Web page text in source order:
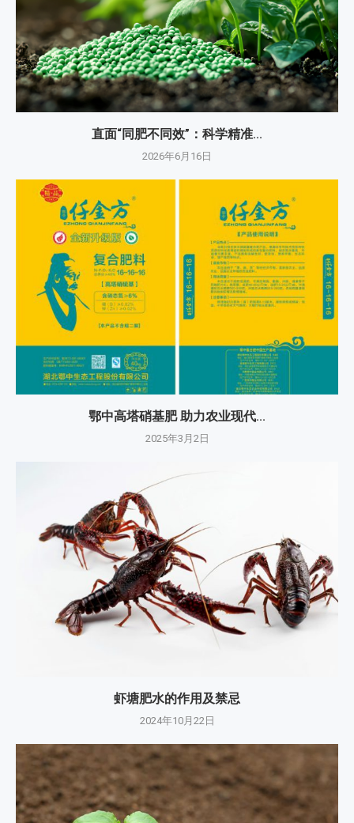
直面“同肥不同效”：科学精准...
2026年6月16日
鄂中高塔硝基肥 助力农业现代...
2025年3月2日
虾塘肥水的作用及禁忌
2024年10月22日